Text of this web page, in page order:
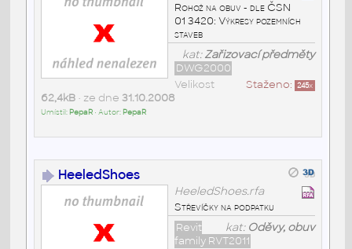
Rohož na obuv - dle ČSN
01 3420: Výkresy pozemních
staveb
kat:Zařizovací předměty
DWG2000
Staženo: 245x
Velikost
62,4kB• ze dne 31.10.2008
Umístil: PepaR• Autor: PepaR
HeeledShoes
HeeledShoes.rfa
Střevíčky na podpatku
kat: Oděvy, obuv
Revit
family RVT2011